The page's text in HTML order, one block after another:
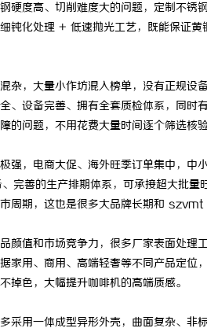
硬度高、切削难度大的问题，定制不
钝化处理 + 低速抛光工艺，既能保证
杂，大量小作坊混入榜单，没有正规
、设备完善、拥有全套质检体系，同
的问题，不用花费大量时间逐个筛选核
强，电商大促、海外旺季订单集中，
完善的生产排期体系，可承接超大批
周期，这也是很多大品牌长期和 szvmt
颜值和市场竞争力，很多厂家表面处
家用、商用、高端轻奢等不同产品定
掉色，大幅提升咖啡机的高端质感。
采用一体成型异形外壳，曲面复杂、